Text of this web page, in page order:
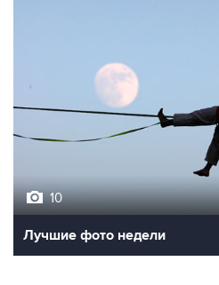
10
Лучшие фото недели